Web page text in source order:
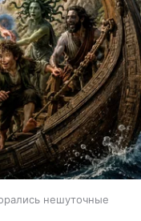
нешуточные